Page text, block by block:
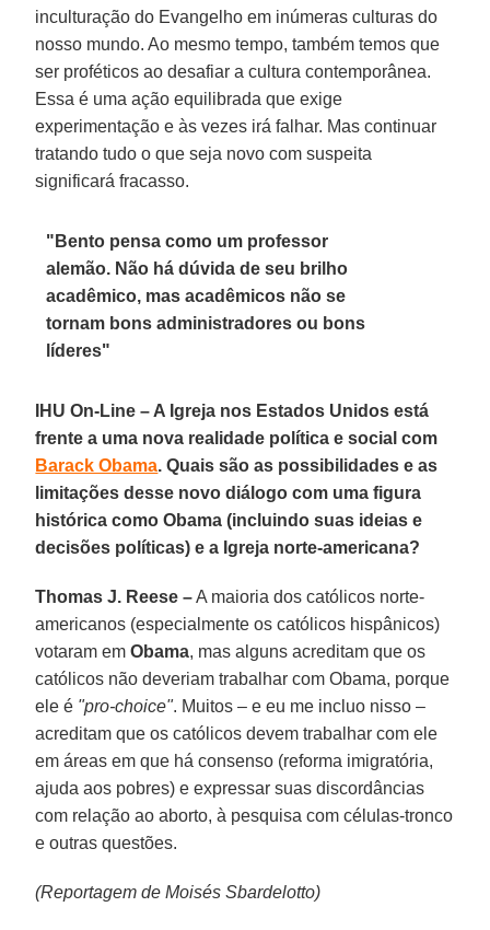
inculturação do Evangelho em inúmeras culturas do
nosso mundo. Ao mesmo tempo, também temos que
ser proféticos ao desafiar a cultura contemporânea.
Essa é uma ação equilibrada que exige
experimentação e às vezes irá falhar. Mas continuar
tratando tudo o que seja novo com suspeita
significará fracasso.
"Bento pensa como um professor
alemão. Não há dúvida de seu brilho
acadêmico, mas acadêmicos não se
tornam bons administradores ou bons
líderes"
IHU On-Line – A Igreja nos Estados Unidos está
frente a uma nova realidade política e social com
Barack Obama. Quais são as possibilidades e as
limitações desse novo diálogo com uma figura
histórica como Obama (incluindo suas ideias e
decisões políticas) e a Igreja norte-americana?
Thomas J. Reese –A maioria dos católicos norte-
americanos (especialmente os católicos hispânicos)
votaram emObama, mas alguns acreditam que os
católicos não deveriam trabalhar com Obama, porque
ele é "pro-choice". Muitos – e eu me incluo nisso –
acreditam que os católicos devem trabalhar com ele
em áreas em que há consenso (reforma imigratória,
ajuda aos pobres) e expressar suas discordâncias
com relação ao aborto, à pesquisa com células-tronco
e outras questões.
(Reportagem de Moisés Sbardelotto)